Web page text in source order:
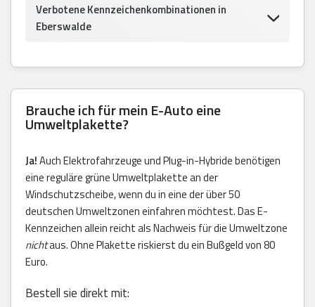
Verbotene Kennzeichenkombinationen in
Eberswalde
Brauche ich für mein E-Auto eine
Umweltplakette?
Ja!Auch Elektrofahrzeuge und Plug-in-Hybride benötigen
eine reguläre grüne Umweltplakette an der
Windschutzscheibe, wenn du in eine der über 50
deutschen Umweltzonen einfahren möchtest. Das E-
Kennzeichen allein reicht als Nachweis für die Umweltzone
nichtaus. Ohne Plakette riskierst du ein Bußgeld von 80
Euro.
Bestell sie direkt mit: